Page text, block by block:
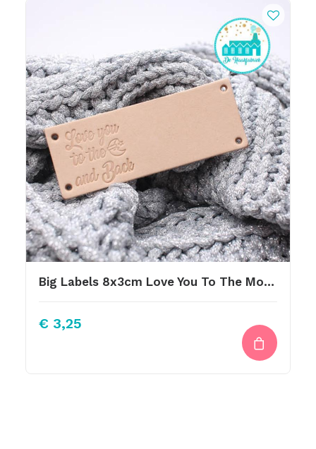
Big Labels 8x3cm Love You To The Moon And Back Overdwars
€ 3,25